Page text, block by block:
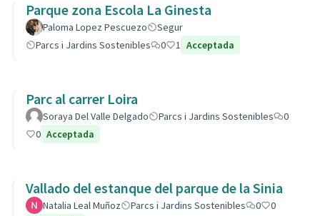
Parque zona Escola La Ginesta
Paloma Lopez Pescuezo
Segur
Parcs i Jardins Sostenibles
0 1 Acceptada
Parc al carrer Loira
Soraya Del Valle Delgado Parcs i Jardins Sostenibles
0
0 Acceptada
Vallado del estanque del parque de la Sinia
Natalia Leal Muñoz Parcs i Jardins Sostenibles 0
0